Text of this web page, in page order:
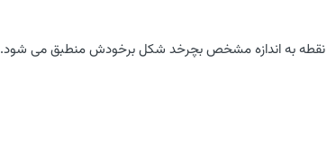
به اندازه مشخص بچرخد شکل برخودش منطبق می شود.